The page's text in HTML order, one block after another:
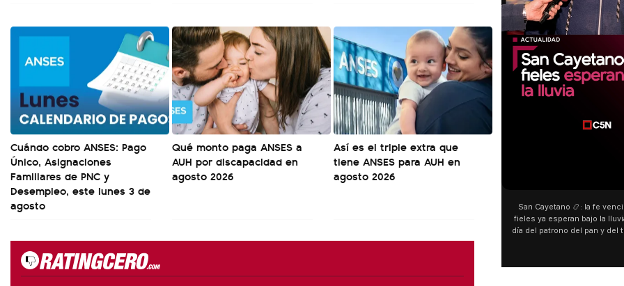
Cuándo cobro ANSES: Pago
Único, Asignaciones
Familiares de PNC y
Desempleo, este lunes 3 de
agosto
Qué monto paga ANSES a
AUH por discapacidad en
agosto 2026
Así es el triple extra que
tiene ANSES para AUH en
agosto 2026
San Cayetano 📿: la fe
fieles ya esperan bajo la
día del patrono del pan y del
y pedir. 🎙️